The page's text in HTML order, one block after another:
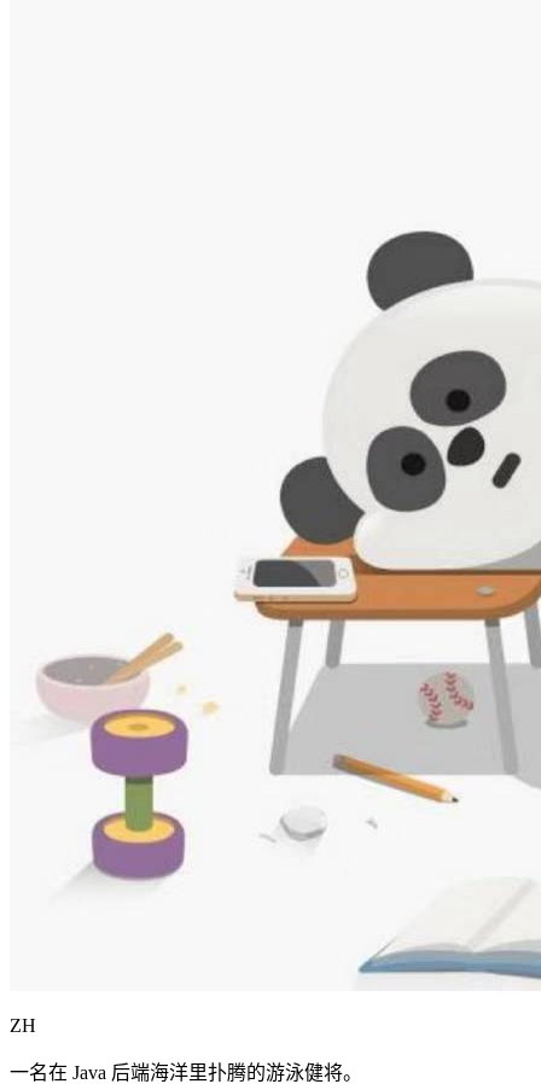
ZH
一名在 Java 后端海洋里扑腾的游泳健将。